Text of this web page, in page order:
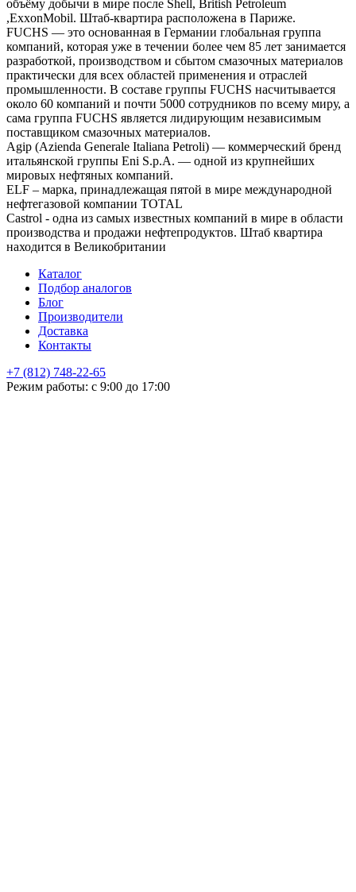
объёму добычи в мире после Shell, British Petroleum
,ExxonMobil. Штаб-квартира расположена в Париже.
FUCHS — это основанная в Германии глобальная группа
компаний, которая уже в течении более чем 85 лет занимается
разработкой, производством и сбытом смазочных материалов
практически для всех областей применения и отраслей
промышленности. В составе группы FUCHS насчитывается
около 60 компаний и почти 5000 сотрудников по всему миру, а
сама группа FUCHS является лидирующим независимым
поставщиком смазочных материалов.
Agip (Azienda Generale Italiana Petroli) — коммерческий бренд
итальянской группы Eni S.p.A. — одной из крупнейших
мировых нефтяных компаний.
ELF – марка, принадлежащая пятой в мире международной
нефтегазовой компании TOTAL
Castrol - одна из самых известных компаний в мире в области
производства и продажи нефтепродуктов. Штаб квартира
находится в Великобритании
Каталог
Подбор аналогов
Блог
Производители
Доставка
Контакты
+7 (812) 748-22-65
Режим работы: с 9:00 до 17:00
НЕ НАШЛИ ЧТО ИСКАЛИ